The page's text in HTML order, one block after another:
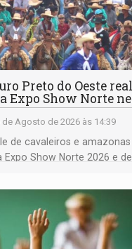
Preto do Oeste
Expo Show Norte
de Agosto de 2026 às 14:39
de cavaleiros e
Show Norte 2026 e